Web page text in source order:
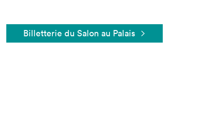
Billetterie du Salon au Palais